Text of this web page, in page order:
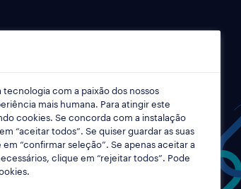
com a paixão dos nossos
mais humana. Para atingir este
cookies. Se concorda com a instalação
“aceitar todos”. Se quiser guardar as suas
“confirmar seleção”. Se apenas aceitar a
clique em “rejeitar todos”. Pode